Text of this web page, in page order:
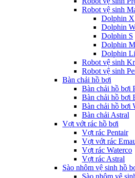
Robot vệ sinh
Dolphin X
Dolphin
Dolphin S
Dolphin M
Dolphin
Robot vệ sinh
Robot vệ sinh
Bàn chải hồ bơi
Bàn chải hồ bơi
Bàn chải hồ bơi
Bàn chải hồ bơi
Bàn chải Astral
Vợt vớt rác hồ bơi
Vợt rác Pentair
Vợt vớt rác
Vợt rác Waterco
Vợt rác Astral
Sào nhôm vệ sinh hồ
Sào nhôm vệ